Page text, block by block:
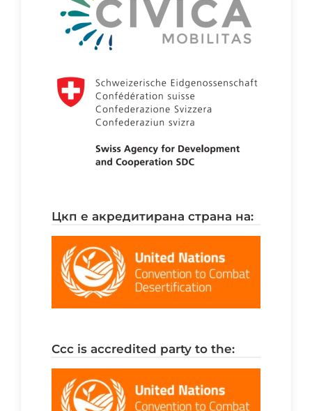
цкп е акредитирана страна на:
ccc is accredited party to the: